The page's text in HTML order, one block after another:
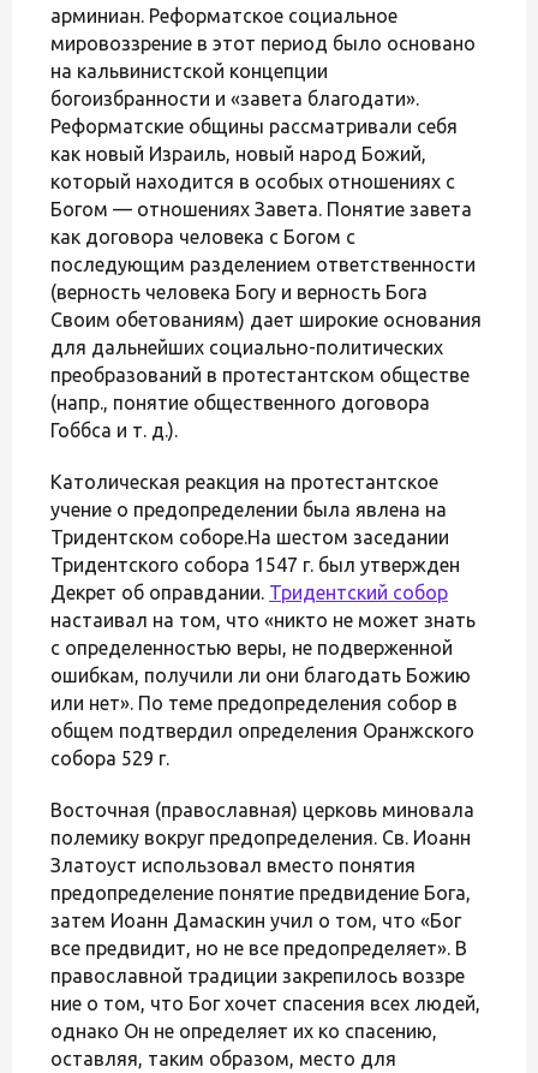
арминиан. Реформатское социальное
мировоззрение в этот период было основано
на кальвинистской концепции
богоизбранности и «завета благодати».
Реформатские общины рассматривали себя
как новый Израиль, новый народ Божий,
который находится в особых отношениях с
Богом — отношениях Завета. Понятие завета
как договора человека с Богом с
последующим разделением ответственности
(верность человека Богу и верность Бога
Своим обетованиям) дает широкие основания
для дальнейших социально-политических
преобразований в протестантском обществе
(напр., понятие общественного договора
Гоббса и т. д.).
Католическая реакция на протестантское
учение о предопределении была явлена на
Тридентском соборе.На шестом заседании
Тридентского собора 1547 г. был утвержден
Декрет об оправдании. Тридентский собор
настаивал на том, что «никто не может знать
с определенностью веры, не подверженной
ошибкам, получили ли они благодать Божию
или нет». По теме предопределения собор в
общем подтвердил определения Оранжского
собора 529 г.
Восточная (православная) церковь миновала
полемику вокруг предопределения. Св. Иоанн
Златоуст использовал вместо понятия
предопределение понятие предвидение Бога,
затем Иоанн Дамаскин учил о том, что «Бог
все предвидит, но не все предопределяет». В
православной традиции закрепилось воззре
ние о том, что Бог хочет спасения всех людей,
однако Он не определяет их ко спасению,
оставляя, таким образом, место для